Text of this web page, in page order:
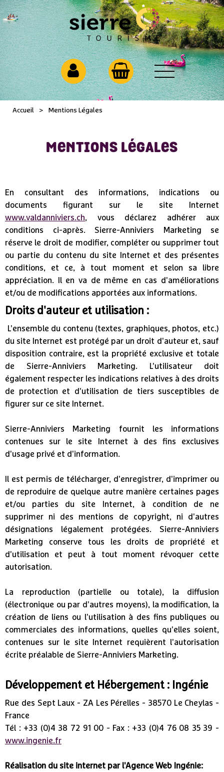
Accueil > Mentions Légales
MENTIONS LÉGALES
En consultant des informations, indications ou
documents figurant sur le site Internet
www.valdanniviers.ch, vous déclarez adhérer aux
conditions ci-après. Sierre-Anniviers Marketing se
réserve le droit de modifier, compléter ou supprimer tout
ou partie du contenu du site Internet et des présentes
conditions, et ce, à tout moment et selon sa libre
appréciation. Il en va de même en cas d'améliorations
et/ou de modifications apportées aux informations.
Droits d'auteur et utilisation :
L'ensemble du contenu (textes, graphiques, photos, etc.)
du site Internet est protégé par un droit d'auteur et, sauf
disposition contraire, est la propriété exclusive et totale
de Sierre-Anniviers Marketing. L'utilisateur doit
également respecter les indications relatives à des droits
de protection et d'utilisation de tiers susceptibles de
figurer sur ce site Internet.
Sierre-Anniviers Marketing fournit les informations
contenues sur le site Internet à des fins exclusives
d'usage privé et d'information.
Il est permis de télécharger, d'enregistrer, d'imprimer ou
de reproduire de quelque autre manière certaines pages
et/ou parties du site Internet, à condition de ne
supprimer ni des mentions de copyright, ni d'autres
désignations légalement protégées. Sierre-Anniviers
Marketing conserve tous les droits de propriété et
d'utilisation et peut à tout moment révoquer cette
autorisation.
La reproduction (partielle ou totale), la diffusion
(électronique ou par d'autres moyens), la modification, la
création de liens ou l'utilisation à des fins publiques ou
commerciales des informations, quelles qu'elles soient,
contenues sur le site Internet requièrent l'autorisation
écrite préalable de Sierre-Anniviers Marketing.
Développement et Hébergement : Ingénie
Rue des Sept Laux - ZA Les Pérelles - 38570 Le Cheylas -
France
Tél : +33 (0)4 38 72 91 00 - Fax : +33 (0)4 76 08 35 39 -
www.ingenie.fr
Réalisation du site internet par l'Agence Web Ingénie: